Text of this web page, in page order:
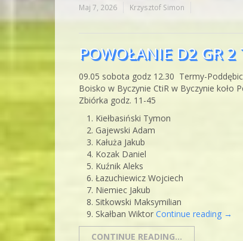
Maj 7, 2026 Krzysztof Simon
POWOŁANIE D2 GR 2
09.05 sobota godz 12.30 Termy-
Boisko w Byczynie CtiR w Byczynie koło
Zbiórka godz. 11-45
Kiełbasiński Tymon
Gajewski Adam
Kałuża Jakub
Kozak Daniel
Kuźnik Aleks
Łazuchiewicz Wojciech
Niemiec Jakub
Sitkowski Maksymilian
Skałban Wiktor Continue reading →
CONTINUE READING...